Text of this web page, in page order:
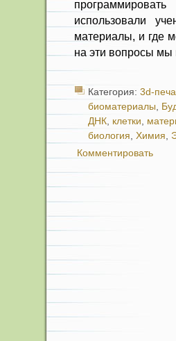
использовали
материалы, и где
на эти вопросы
Категория: 3d-
биоматериалы,
ДНК, клетки,
биология, Химия,
Комментировать